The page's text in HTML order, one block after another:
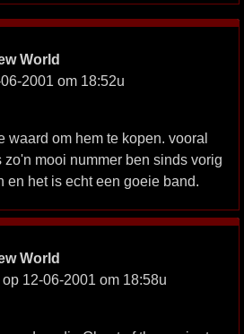
World
2001 om 18:52u
waard om hem te kopen. vooral
mooi nummer ben sinds vorig
en het is echt een goeie band.
World
12-06-2001 om 18:58u